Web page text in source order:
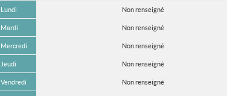
Lundi Non renseigné
Mardi Non renseigné
Mercredi Non renseigné
Jeudi Non renseigné
Vendredi Non renseigné